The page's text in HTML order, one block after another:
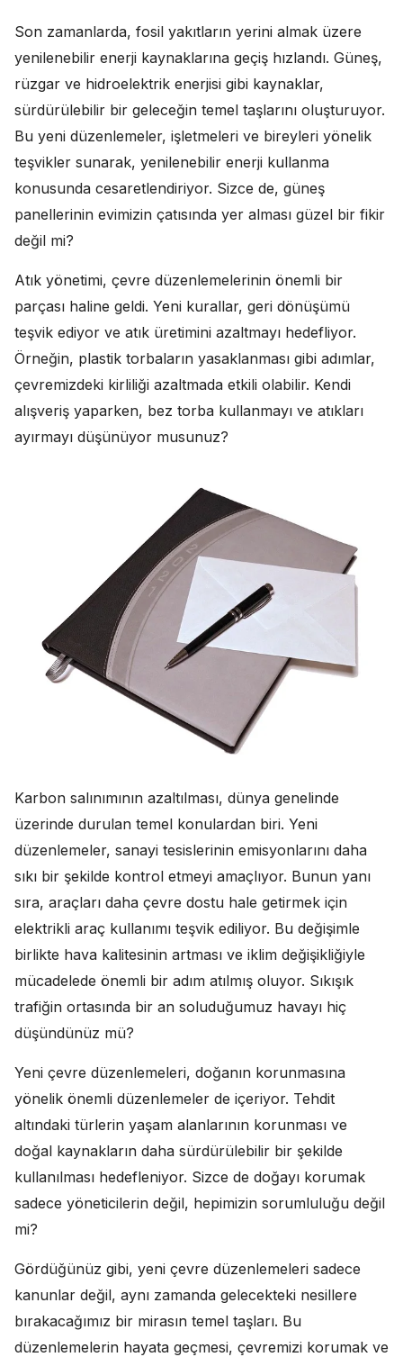
Son zamanlarda, fosil yakıtların yerini almak üzere
yenilenebilir enerji kaynaklarına geçiş hızlandı. Güneş,
rüzgar ve hidroelektrik enerjisi gibi kaynaklar,
sürdürülebilir bir geleceğin temel taşlarını oluşturuyor.
Bu yeni düzenlemeler, işletmeleri ve bireyleri yönelik
teşvikler sunarak, yenilenebilir enerji kullanma
konusunda cesaretlendiriyor. Sizce de, güneş
panellerinin evimizin çatısında yer alması güzel bir fikir
değil mi?
Atık yönetimi, çevre düzenlemelerinin önemli bir
parçası haline geldi. Yeni kurallar, geri dönüşümü
teşvik ediyor ve atık üretimini azaltmayı hedefliyor.
Örneğin, plastik torbaların yasaklanması gibi adımlar,
çevremizdeki kirliliği azaltmada etkili olabilir. Kendi
alışveriş yaparken, bez torba kullanmayı ve atıkları
ayırmayı düşünüyor musunuz?
Karbon salınımının azaltılması, dünya genelinde
üzerinde durulan temel konulardan biri. Yeni
düzenlemeler, sanayi tesislerinin emisyonlarını daha
sıkı bir şekilde kontrol etmeyi amaçlıyor. Bunun yanı
sıra, araçları daha çevre dostu hale getirmek için
elektrikli araç kullanımı teşvik ediliyor. Bu değişimle
birlikte hava kalitesinin artması ve iklim değişikliğiyle
mücadelede önemli bir adım atılmış oluyor. Sıkışık
trafiğin ortasında bir an soluduğumuz havayı hiç
düşündünüz mü?
Yeni çevre düzenlemeleri, doğanın korunmasına
yönelik önemli düzenlemeler de içeriyor. Tehdit
altındaki türlerin yaşam alanlarının korunması ve
doğal kaynakların daha sürdürülebilir bir şekilde
kullanılması hedefleniyor. Sizce de doğayı korumak
sadece yöneticilerin değil, hepimizin sorumluluğu değil
mi?
Gördüğünüz gibi, yeni çevre düzenlemeleri sadece
kanunlar değil, aynı zamanda gelecekteki nesillere
bırakacağımız bir mirasın temel taşları. Bu
düzenlemelerin hayata geçmesi, çevremizi korumak ve